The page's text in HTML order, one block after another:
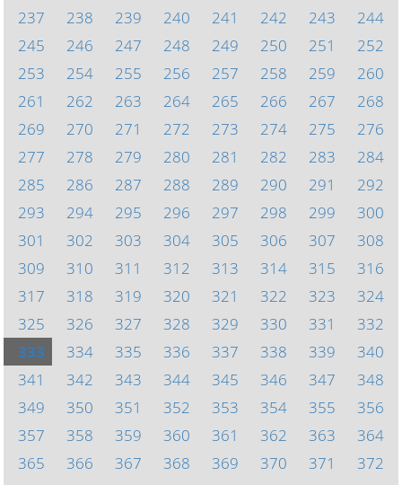
237
238 239 240 241 242 243
244
245
246 247 248 249 250 251
252
253
254 255 256 257 258 259
260
261
262 263 264 265 266 267
268
269
270 271 272 273 274 275
276
277
278 279 280 281 282 283
284
285
286 287 288 289 290 291
292
293
294 295 296 297 298 299
300
301
302 303 304 305 306 307
308
309
310 311 312 313 314 315
316
317
318 319 320 321 322 323
324
325
326 327 328 329 330 331
332
333
334 335 336 337 338 339
340
341
342 343 344 345 346 347
348
349
350 351 352 353 354 355
356
357
358 359 360 361 362 363
364
365
366 367 368 369 370 371
372